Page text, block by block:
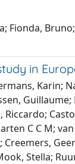
Fionda,
in
Karin;
Guillaume;
C C M;
Stella;